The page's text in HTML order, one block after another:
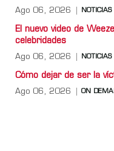
Ago 06, 2026 NOTICIAS
El nuevo video de
celebridades
Ago 06, 2026 NOTICIAS
Cómo dejar de ser la
Ago 06, 2026 ON